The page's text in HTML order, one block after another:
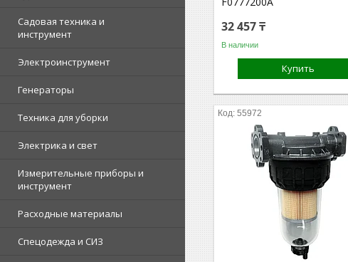
Садовая техника и
инструмент
Электроинструмент
Генераторы
Техника для уборки
Электрика и свет
Измерительные приборы и
инструмент
Расходные материалы
Спецодежда и СИЗ
32 457 ₸
В наличии
Купить
55972